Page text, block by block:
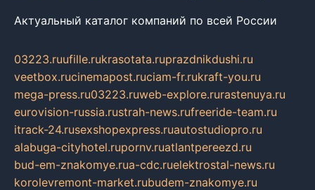
Актуальный каталог компаний по всей России
03223.ruufille.rukrasotata.ruprazdnikdushi.ru
veetbox.rucinemapost.ruciam-fr.rukraft-you.ru
mega-press.ru03223.ruweb-explore.rurastenuya.ru
eurovision-russia.rustrah-news.rufreeride-team.ru
itrack-24.rusexshopexpress.ruautostudiopro.ru
alabuga-cityhotel.rupornv.ruatlantpereezd.ru
bud-em-znakomye.rua-cdc.ruelektrostal-news.ru
korolevremont-market.rubudem-znakomye.ru